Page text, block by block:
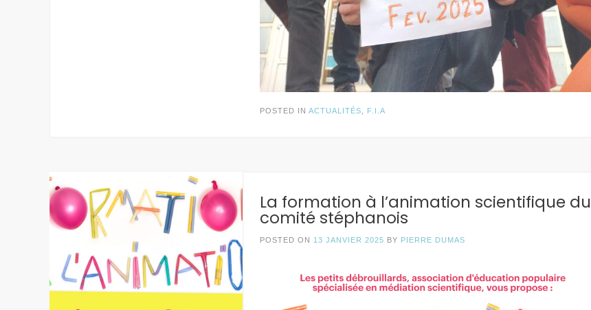
POSTED INACTUALITÉS F.I.A
La formation à l’animation scientifique du
comité stéphanois
POSTED ON 13 JANVIER 2025 BY PIERRE DUMAS